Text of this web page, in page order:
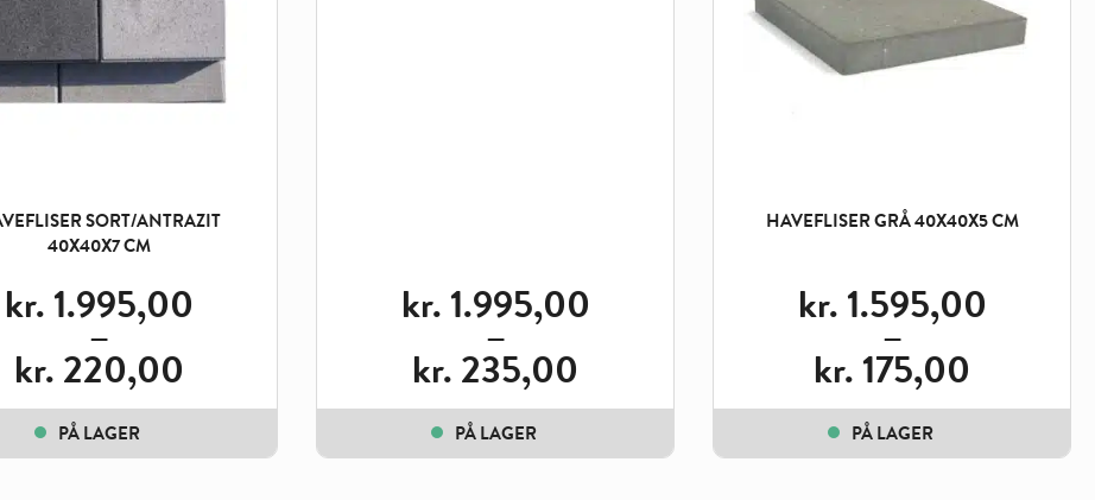
SORT/ANTRAZIT
40X40X7 CM
kr.220,00
–
kr.1.995,00
PÅ LAGER
kr.235,00
–
kr.1.995,00
Price
range:
kr. 235,00
through
PÅ LAGER
HAVEFLISER GRÅ 40X40X5 CM
kr.175,00
–
kr.1.595,00
Price
range:
kr. 175,00
through
PÅ LAGER